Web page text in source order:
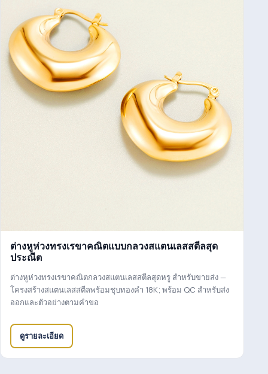
ต่างหูห่วงทรงเรขาคณิตแบบกลวงสแตนเลสสตีลสุด
ประณีต
ต่างหูห่วงทรงเรขาคณิตกลวงสแตนเลสสตีลสุดหรู สำหรับขายส่ง —
โครงสร้างสแตนเลสสตีลพร้อมชุบทองคำ 18K; พร้อม QC สำหรับส่ง
ออกและตัวอย่างตามคำขอ
ดูรายละเอียด